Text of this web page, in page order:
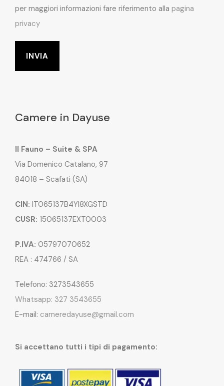
per maggiori informazioni fare riferimento alla pagina
privacy
Camere in Dayuse
Il Fauno – Suite & SPA
Via Domenico Catalano, 97
84018 – Scafati (SA)
CIN: IT065137B4YI8XGSTD
CUSR: 15065137EXT0003
P.IVA: 05797070652
REA : 474766 / SA
Telefono: 3273543655
Whatsapp: 327 3543655
E-mail: cameredayuse@gmail.com
Si accettano tutti i tipi di pagamento: